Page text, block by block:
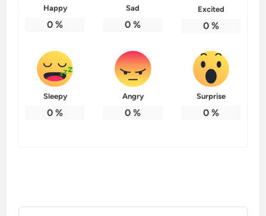
Happy
0 %
Sad
0 %
Excited
0%
Sleepy
0 %
Angry
0 %
Surprise
0%